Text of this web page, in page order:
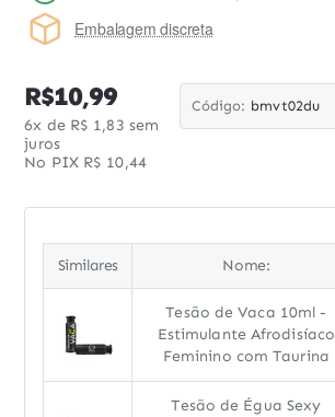
Embalagem discreta
R$10,99
6x de R$ 1,83 sem
juros
No PIX R$ 10,44
Código: bmvt02du
Similares Nome:
Tesão de Vaca 10ml -
Estimulante Afrodisíaco
Feminino com Taurina
Tesão de Égua Sexy